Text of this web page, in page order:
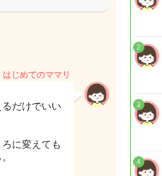
はじめてのママリ
だけでいい
に変えても
2
3
4